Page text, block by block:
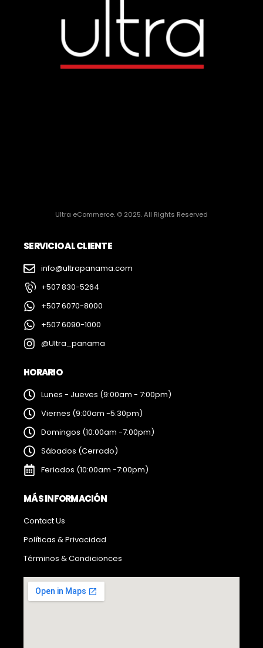
Ultra eCommerce. © 2025. All Rights Reserved
SERVICIO AL CLIENTE
info@ultrapanama.com
+507 830-5264
+507 6070-8000
+507 6090-1000
@Ultra_panama
HORARIO
Lunes - Jueves (9:00am - 7:00pm)
Viernes (9:00am -5:30pm)
Domingos (10:00am -7:00pm)
Sábados (Cerrado)
Feriados (10:00am -7:00pm)
MÁS INFORMACIÓN
Contact Us
Políticas & Privacidad
Términos & Condicionces